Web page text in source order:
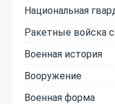
Национальная
Ракетные войска
Военная история
Вооружение
Военная форма